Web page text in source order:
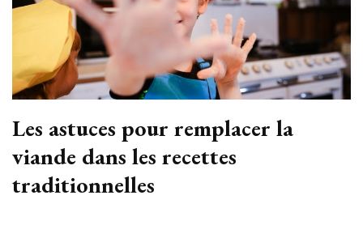
Les astuces pour remplacer la
viande dans les recettes
traditionnelles